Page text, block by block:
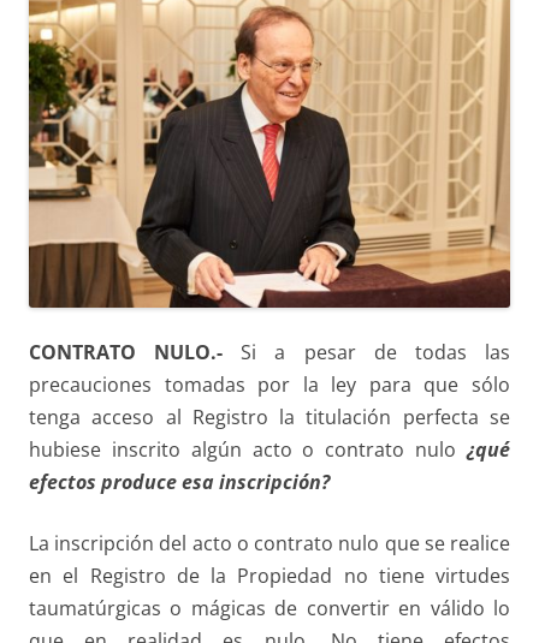
CONTRATO NULO.- Si a pesar de todas las
precauciones tomadas por la ley para que sólo
tenga acceso al Registro la titulación perfecta se
hubiese inscrito algún acto o contrato nulo¿qué
efectos produce esa inscripción?
La inscripción del acto o contrato nulo que se realice
en el Registro de la Propiedad no tiene virtudes
taumatúrgicas o mágicas de convertir en válido lo